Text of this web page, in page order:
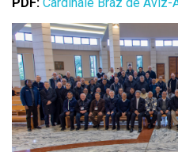
PDF: Cardinale Braz de Aviz-